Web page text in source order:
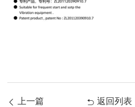
上一篇 返回列表